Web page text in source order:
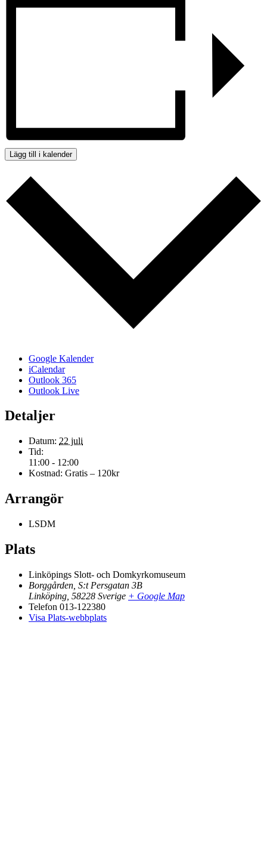
Lägg till i kalender
Google Kalender
iCalendar
Outlook 365
Outlook Live
Detaljer
Datum: 22 juli
Tid:
11:00 - 12:00
Kostnad: Gratis – 120kr
Arrangör
LSDM
Plats
Linköpings Slott- och Domkyrkomuseum
Borggården, S:t Persgatan 3B
Linköping 58228 Sverige + Google Map
Telefon 013-122380
Visa Plats-webbplats